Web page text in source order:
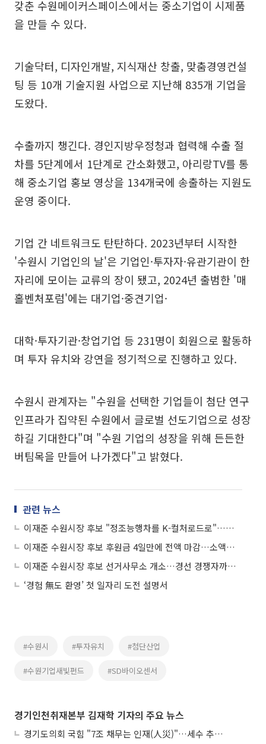
갖춘 수원메이커스페이스에서는 중소기업이 시제품
을 만들 수 있다.
기술닥터, 디자인개발, 지식재산 창출, 맞춤경영컨설
팅 등 10개 기술지원 사업으로 지난해 835개 기업을
도왔다.
수출까지 챙긴다. 경인지방우정청과 협력해 수출 절
차를 5단계에서 1단계로 간소화했고, 아리랑TV를 통
해 중소기업 홍보 영상을 134개국에 송출하는 지원도
운영 중이다.
기업 간 네트워크도 탄탄하다. 2023년부터 시작한
'수원시 기업인의 날'은 기업인·투자자·유관기관이 한
자리에 모이는 교류의 장이 됐고, 2024년 출범한 '매
홀벤처포럼'에는 대기업·중견기업·
대학·투자기관·창업기업 등 231명이 회원으로 활동하
며 투자 유치와 강연을 정기적으로 진행하고 있다.
수원시 관계자는 "수원을 선택한 기업들이 첨단 연구
인프라가 집약된 수원에서 글로벌 선도기업으로 성장
하길 기대한다"며 "수원 기업의 성장을 위해 든든한
버팀목을 만들어 나가겠다"고 밝혔다.
관련 뉴스
이재준 수원시장 후보 "정조능행차를 K-컬처로드로"…문화관광 산업화 승부수
이재준 수원시장 후보 후원금 4일만에 전액 마감…소액후원 릴레이에 "시민의 명령"
이재준 수원시장 후보 선거사무소 개소…경선 경쟁자까지 합류 "무적의 원팀"
‘경험 無도 환영’ 첫 일자리 도전 설명서
#수원시 #투자유치 #첨단산업
#수원기업새빛펀드 #SD바이오센서
경기인천취재본부 김재학 기자의 주요 뉴스
경기도의회 국힘 "7조 채무는 인재(人災)"…세수 추계 조작 의혹 제기